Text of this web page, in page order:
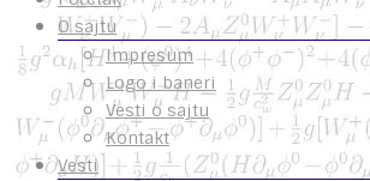
O sajtu
Impresum
Logo i baneri
Vesti o sajtu
Kontakt
Vesti